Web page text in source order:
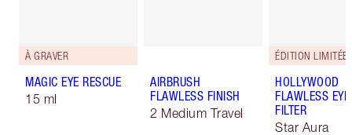
À GRAVER
MAGIC EYE RESCUE
15 ml
AIRBRUSH
FLAWLESS FINISH
2 Medium Travel
ÉDITION LIMITÉE
HOLLYWOOD
FLAWLESS EYE
FILTER
Star Aura